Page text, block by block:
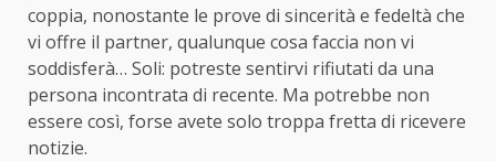
coppia, nonostante le prove di sincerità e fedeltà che
vi offre il partner, qualunque cosa faccia non vi
soddisferà… Soli: potreste sentirvi rifiutati da una
persona incontrata di recente. Ma potrebbe non
essere così, forse avete solo troppa fretta di ricevere
notizie.